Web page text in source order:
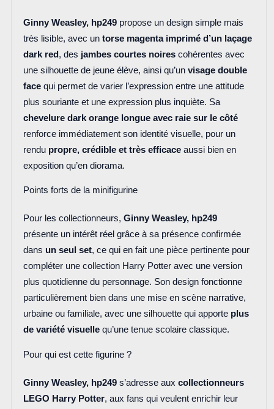
Ginny Weasley, hp249propose un design simple mais
très lisible, avec un torse magenta imprimé d’un laçage
dark red , des jambes courtes noirescohérentes avec
une silhouette de jeune élève, ainsi qu’un visage double
facequi permet de varier l’expression entre une attitude
plus souriante et une expression plus inquiète. Sa
chevelure dark orange longue avec raie sur le côté
renforce immédiatement son identité visuelle, pour un
rendu propre, crédible et très efficaceaussi bien en
exposition qu’en diorama.
Points forts de la minifigurine
Pour les collectionneurs, Ginny Weasley, hp249
présente un intérêt réel grâce à sa présence confirmée
dans un seul set, ce qui en fait une pièce pertinente pour
compléter une collection Harry Potter avec une version
plus quotidienne du personnage. Son design fonctionne
particulièrement bien dans une mise en scène narrative,
urbaine ou familiale, avec une silhouette qui apporte plus
de variété visuellequ’une tenue scolaire classique.
Pour qui est cette figurine ?
Ginny Weasley, hp249s’adresse aux collectionneurs
LEGO Harry Potter, aux fans qui veulent enrichir leur